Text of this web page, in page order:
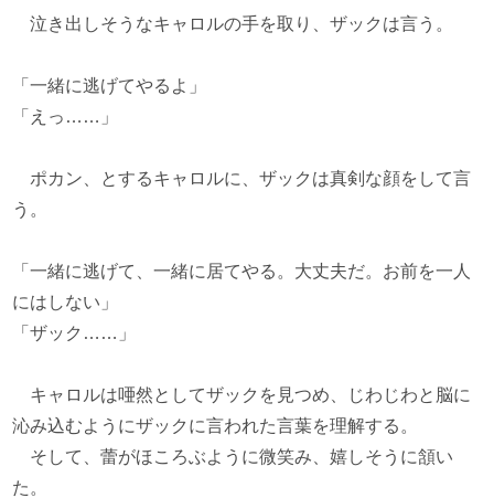
泣き出しそうなキャロルの手を取り、ザックは言う。
「一緒に逃げてやるよ」
「えっ……」
ポカン、とするキャロルに、ザックは真剣な顔をして言
う。
「一緒に逃げて、一緒に居てやる。大丈夫だ。お前を一人
にはしない」
「ザック……」
キャロルは唖然としてザックを見つめ、じわじわと脳に
沁み込むようにザックに言われた言葉を理解する。
そして、蕾がほころぶように微笑み、嬉しそうに頷い
た。